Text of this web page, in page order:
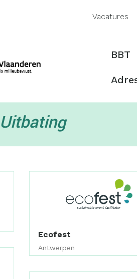
Vacatures
BBT
Uitbating
Ecofest
Antwerpen